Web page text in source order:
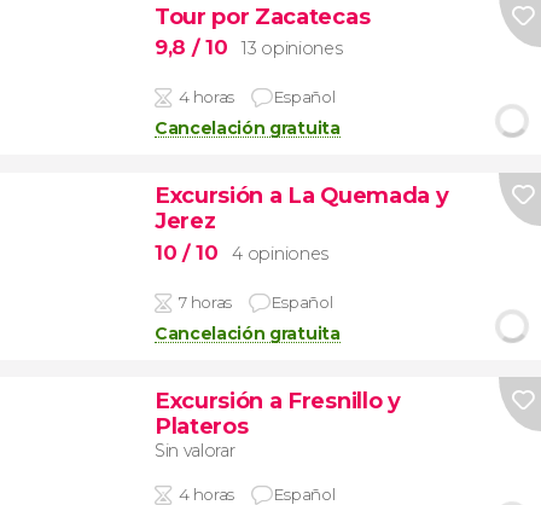
Tour por Zacatecas
9,8 / 10 13 opiniones
4 horas Español
Cancelación gratuita
Excursión a La Quemada y
Jerez
10 / 10 4 opiniones
7 horas Español
Cancelación gratuita
Excursión a Fresnillo y
Plateros
Sin valorar
4 horas Español